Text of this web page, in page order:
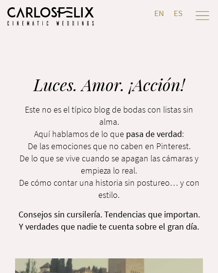
EN ES
Luces. Amor. ¡Acción!
Este no es el típico blog de bodas con listas sin
alma.
Aquí hablamos de lo que pasa de verdad:
De las emociones que no caben en Pinterest.
De lo que se vive cuando se apagan las cámaras y
empieza lo real.
De cómo contar una historia sin postureo… y con
estilo.
Consejos sin cursilería. Tendencias que importan.
Y verdades que nadie te cuenta sobre el gran día.